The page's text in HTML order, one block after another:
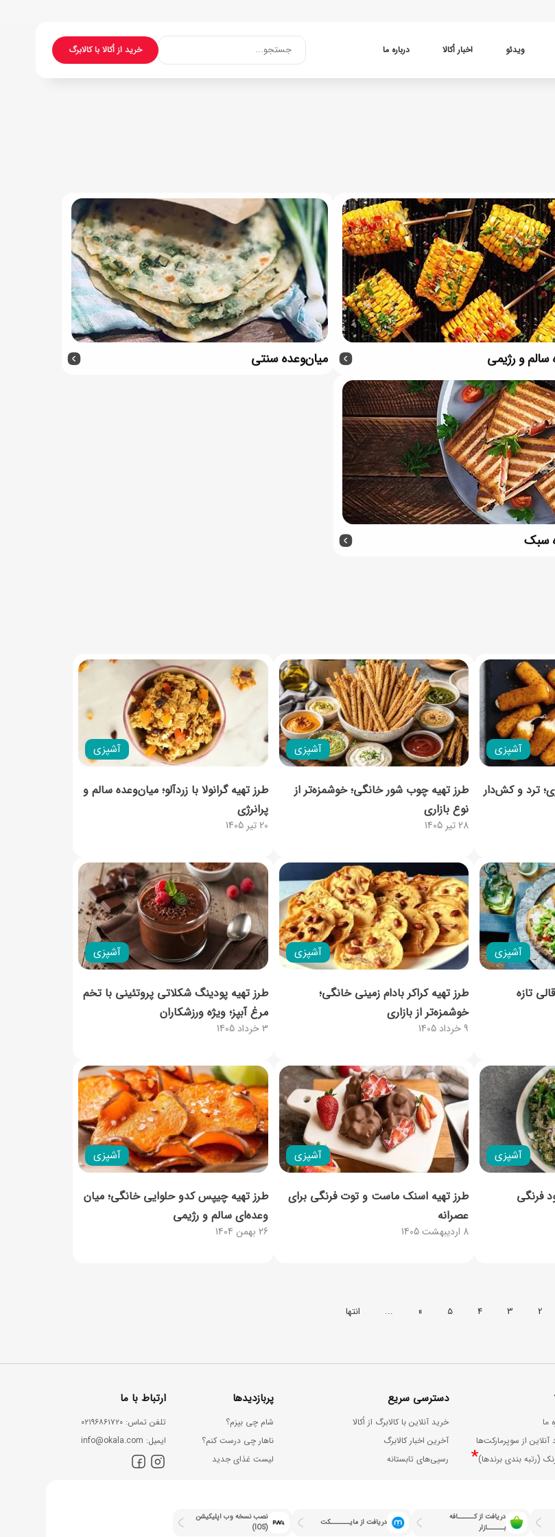
ویدئو اخبار اُکالا درباره ما خرید از اُکالا با کالابرگجستجو...
سالم و رژیمی میان‌وعده سنتی
سبک
آشپزی
ترد و کش‌دار
آشپزی
28 تیر 1405
طرز تهیه چوب شور خانگی؛ خوشمزه‌تر از
نوع بازاری
آشپزی
20 تیر 1405
طرز تهیه گرانولا با زردآلو؛ میان‌وعده سالم و
پرانرژی
آشپزی
تازه
آشپزی
9 خرداد 1405
طرز تهیه کراکر بادام زمینی خانگی؛
خوشمزه‌تر از بازاری
آشپزی
3 خرداد 1405
طرز تهیه پودینگ شکلاتی پروتئینی با تخم
مرغ آبپز؛ ویژه ورزشکاران
آشپزی
فرنگی
آشپزی
8 اردیبهشت 1405
طرز تهیه اسنک ماست و توت فرنگی برای
عصرانه
آشپزی
26 بهمن 1404
طرز تهیه چیپس کدو حلوایی خانگی؛ میان
‌وعده‌ای سالم و رژیمی
2
3
4
5
»
... انتها
ما
آنلاین از سوپرمارکت‌ها
(رتبه بندی برندها)*
دسترسی سریع
خرید آنلاین با کالابرگ از اُکالا
آخرین اخبار کالابرگ
رسپی‌های تابستانه
پربازدیدها
شام چی بپزم؟
ناهار چی درست کنم؟
لیست غذای جدید
ارتباط با ما
ﺗﻠﻔﻦ ﺗﻤﺎس: ۰۲۱۹۶۸۶۱۷۲۰
اﯾﻤﯿﻞ: info@okala.com
دریافت از کــــــافه
بــــــازار
دریافت از مایـــــــکت
نصب نسخه وب اپلیکیشن
(IOS)